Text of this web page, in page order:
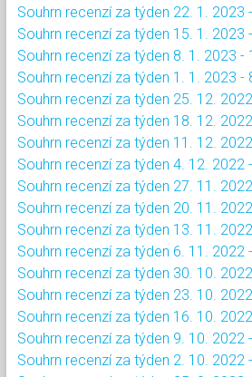
Souhrn recenzí za týden 22. 1. 2023 -
Souhrn recenzí za týden 15. 1. 2023 -
Souhrn recenzí za týden 8. 1. 2023 -
Souhrn recenzí za týden 1. 1. 2023 -
Souhrn recenzí za týden 25. 12. 2022
Souhrn recenzí za týden 18. 12. 2022
Souhrn recenzí za týden 11. 12. 2022
Souhrn recenzí za týden 4. 12. 2022 -
Souhrn recenzí za týden 27. 11. 2022
Souhrn recenzí za týden 20. 11. 2022
Souhrn recenzí za týden 13. 11. 2022
Souhrn recenzí za týden 6. 11. 2022 -
Souhrn recenzí za týden 30. 10. 2022
Souhrn recenzí za týden 23. 10. 2022
Souhrn recenzí za týden 16. 10. 2022
Souhrn recenzí za týden 9. 10. 2022 -
Souhrn recenzí za týden 2. 10. 2022 -